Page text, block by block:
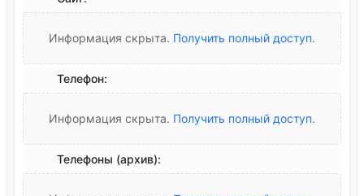
Информация скрыта. Получить полный доступ.
Телефон:
Информация скрыта. Получить полный доступ.
Телефоны (архив):